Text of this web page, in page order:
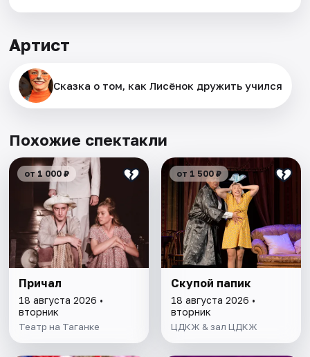
Артист
Сказка о том, как Лисёнок дружить учился
Похожие спектакли
от 1 000 ₽
Причал
18 августа 2026 •
вторник
Театр на Таганке
от 1 500 ₽
Скупой папик
18 августа 2026 •
вторник
ЦДКЖ & зал ЦДКЖ